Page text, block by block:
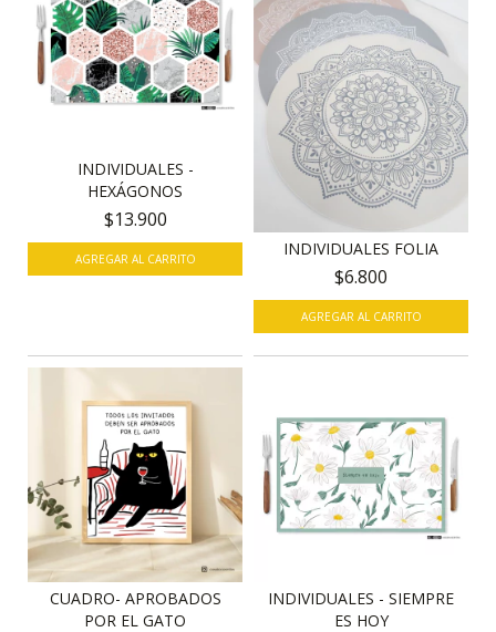
INDIVIDUALES -
HEXÁGONOS
$13.900
AGREGAR AL CARRITO
INDIVIDUALES FOLIA
$6.800
AGREGAR AL CARRITO
CUADRO- APROBADOS
POR EL GATO
INDIVIDUALES - SIEMPRE
ES HOY